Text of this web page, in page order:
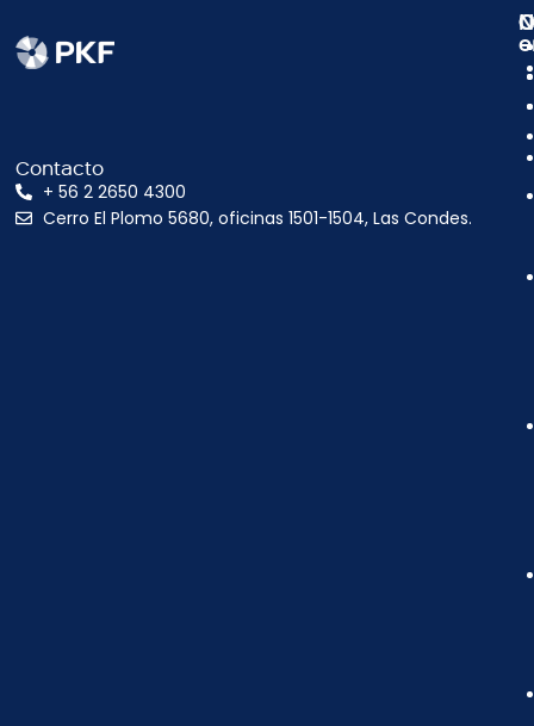
Contacto
+ 56 2 2650 4300
Cerro El Plomo 5680, oficinas 1501-1504, Las Condes.